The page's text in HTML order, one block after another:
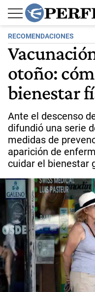
RECOMENDACIONES
otoño:
bienestar
Ante el descenso
difundió una serie
medidas de
aparición de
cuidar el bienestar